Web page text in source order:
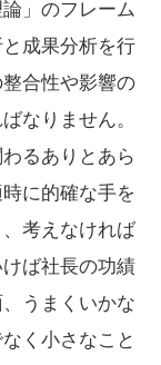
」のフレーム
成果分析を行
合性や影響の
なりません。
るありとあら
に的確な手を
考えなければ
ば社長の功績
うまくいかな
く小さなこと